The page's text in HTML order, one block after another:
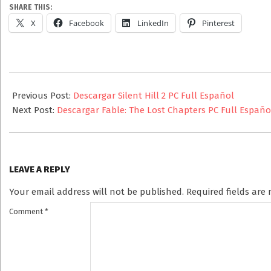
SHARE THIS:
X Facebook LinkedIn Pinterest
08-
16
Previous Post: Descargar Silent Hill 2 PC Full Español
Next Post: Descargar Fable: The Lost Chapters PC Full
LEAVE A REPLY
Your email address will not be published. Required fields are
Comment *